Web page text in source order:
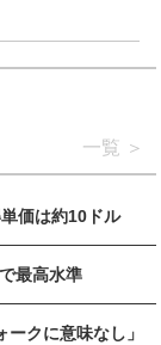
一覧
価は約10ドル
最高水準
クに意味なし」